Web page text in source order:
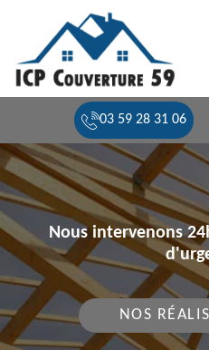
03 59 28 31 06
Nous intervenons
NOS